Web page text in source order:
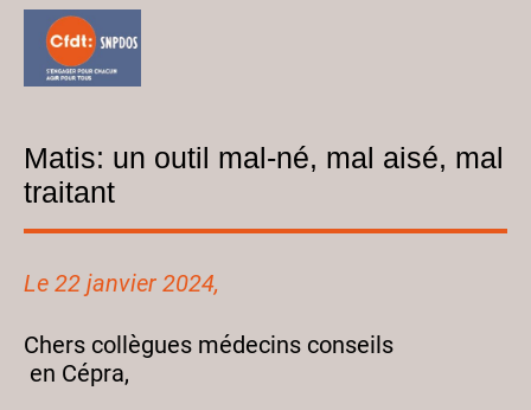
Matis: un outil mal-né, mal aisé, mal
traitant
Le 22 janvier 2024,
Chers collègues médecins conseils
en Cépra,